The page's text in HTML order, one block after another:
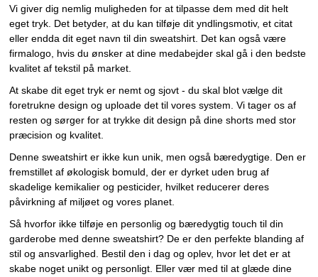
Vi giver dig nemlig muligheden for at tilpasse dem med dit helt
eget tryk. Det betyder, at du kan tilføje dit yndlingsmotiv, et citat
eller endda dit eget navn til din sweatshirt. Det kan også være
firmalogo, hvis du ønsker at dine medabejder skal gå i den bedste
kvalitet af tekstil på market.
At skabe dit eget tryk er nemt og sjovt - du skal blot vælge dit
foretrukne design og uploade det til vores system. Vi tager os af
resten og sørger for at trykke dit design på dine shorts med stor
præcision og kvalitet.
Denne sweatshirt er ikke kun unik, men også bæredygtige. Den er
fremstillet af økologisk bomuld, der er dyrket uden brug af
skadelige kemikalier og pesticider, hvilket reducerer deres
påvirkning af miljøet og vores planet.
Så hvorfor ikke tilføje en personlig og bæredygtig touch til din
garderobe med denne sweatshirt? De er den perfekte blanding af
stil og ansvarlighed. Bestil den i dag og oplev, hvor let det er at
skabe noget unikt og personligt. Eller vær med til at glæde dine